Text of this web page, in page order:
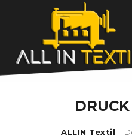
ALLIN Textil –